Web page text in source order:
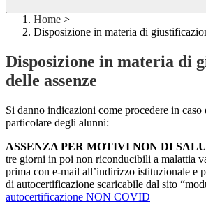
Home >
Disposizione in materia di
Disposizione in materia di
delle assenze
Si danno indicazioni come procedere in caso
particolare degli alunni:
ASSENZA PER MOTIVI NON DI
tre giorni in poi non riconducibili a malattia
prima con e-mail all’indirizzo istituzionale e
di autocertificazione scaricabile dal sito
autocertificazione NON COVID